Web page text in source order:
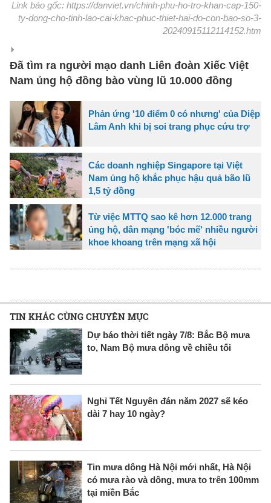
Link báo gốc: https://danviet.vn/chinh-phu-ho-tro-khan-cap-150-
ty-dong-cho-tinh-lao-cai-khac-phuc-thiet-hai-do-con-bao-so-3-
20240915112114152.htm
Đã tìm ra người mạo danh Liên đoàn Xiếc Việt
Nam ủng hộ đồng bào vùng lũ 10.000 đồng
Phản ứng '10 điểm 0 có nhưng' của Diệp
Lâm Anh khi bị soi trang phục cứu trợ
Các doanh nghiệp Singapore tại Việt
Nam ủng hộ khắc phục hậu quả bão lũ
1,5 tỷ đồng
Từ việc MTTQ sao kê hơn 12.000 trang
ủng hộ, dân mạng 'bóc mẽ' nhiều người
khoe khoang trên mạng xã hội
TIN KHÁC CÙNG CHUYÊN MỤC
Dự báo thời tiết ngày 7/8: Bắc Bộ mưa
to, Nam Bộ mưa dông về chiều tối
Nghỉ Tết Nguyên đán năm 2027 sẽ kéo
dài 7 hay 10 ngày?
Tin mưa dông Hà Nội mới nhất, Hà Nội
có mưa rào và dông, mưa to trên 100mm
tại miền Bắc